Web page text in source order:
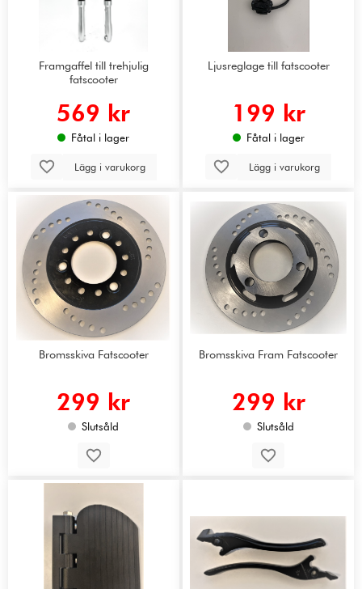
Framgaffel till trehjulig
fatscooter
569 kr
Fåtal i lager
Lägg i varukorg
Ljusreglage till fatscooter
199 kr
Fåtal i lager
Lägg i varukorg
Bromsskiva Fatscooter
299 kr
Slutsåld
Bromsskiva Fram Fatscooter
299 kr
Slutsåld